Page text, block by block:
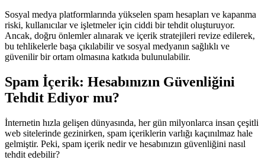
Sosyal medya platformlarında yükselen spam hesapları ve kapanma
riski, kullanıcılar ve işletmeler için ciddi bir tehdit oluşturuyor.
Ancak, doğru önlemler alınarak ve içerik stratejileri revize edilerek,
bu tehlikelerle başa çıkılabilir ve sosyal medyanın sağlıklı ve
güvenilir bir ortam olmasına katkıda bulunulabilir.
Spam İçerik: Hesabınızın Güvenliğini
Tehdit Ediyor mu?
İnternetin hızla gelişen dünyasında, her gün milyonlarca insan çeşitli
web sitelerinde gezinirken, spam içeriklerin varlığı kaçınılmaz hale
gelmiştir. Peki, spam içerik nedir ve hesabınızın güvenliğini nasıl
tehdit edebilir?